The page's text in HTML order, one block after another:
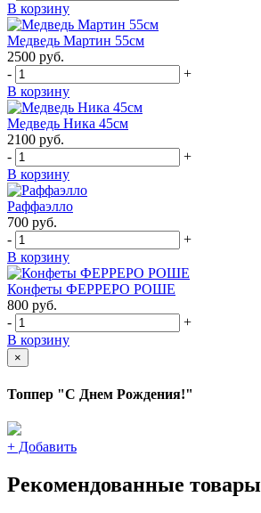
В корзину
Медведь Мартин 55см
2500 руб.
-
+
В корзину
Медведь Ника 45см
2100 руб.
-
+
В корзину
Раффаэлло
700 руб.
-
+
В корзину
Конфеты ФЕРРЕРО РОШЕ
800 руб.
-
+
В корзину
×
Топпер "С Днем Рождения!"
+ Добавить
Рекомендованные товары